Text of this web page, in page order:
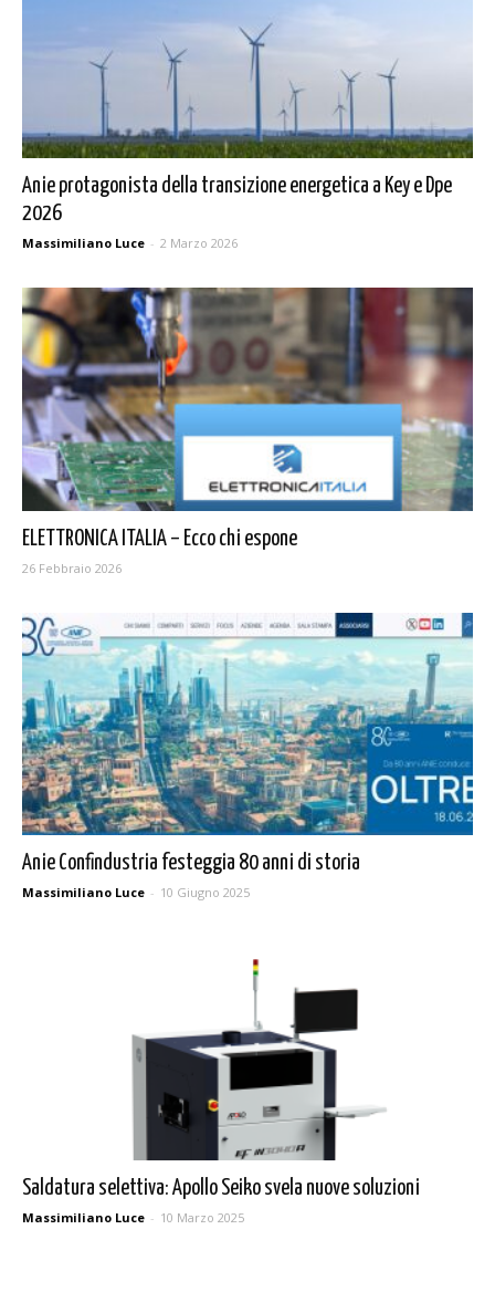
Anie protagonista della transizione energetica a Key e Dpe
2026
Massimiliano Luce - 2 Marzo 2026
ELETTRONICA ITALIA – Ecco chi espone
26 Febbraio 2026
Anie Confindustria festeggia 80 anni di storia
Massimiliano Luce - 10 Giugno 2025
Saldatura selettiva: Apollo Seiko svela nuove soluzioni
Massimiliano Luce - 10 Marzo 2025